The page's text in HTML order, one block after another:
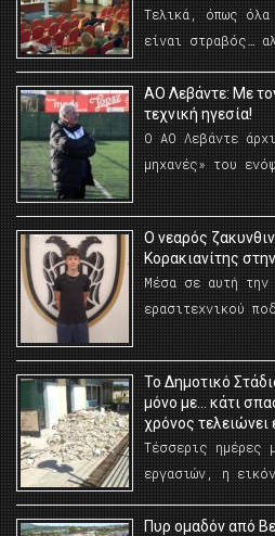
Τελικά, όπως
είναι στραβός…
ΑΟ Λεβάντε: Με
τεχνική ηγεσία!
Ο ΑΟ Λεβάντε
μηχανές» του
O νεαρός
Κορακιανίτης
Μέσα σε αυτή την
ερασιτεχνικού
Το Δημοτικό
μόνο με… κάτι
χρόνος τελειώνει
Τέσσερις ημέρες
εργασιών, η
Πυρ ομαδόν από